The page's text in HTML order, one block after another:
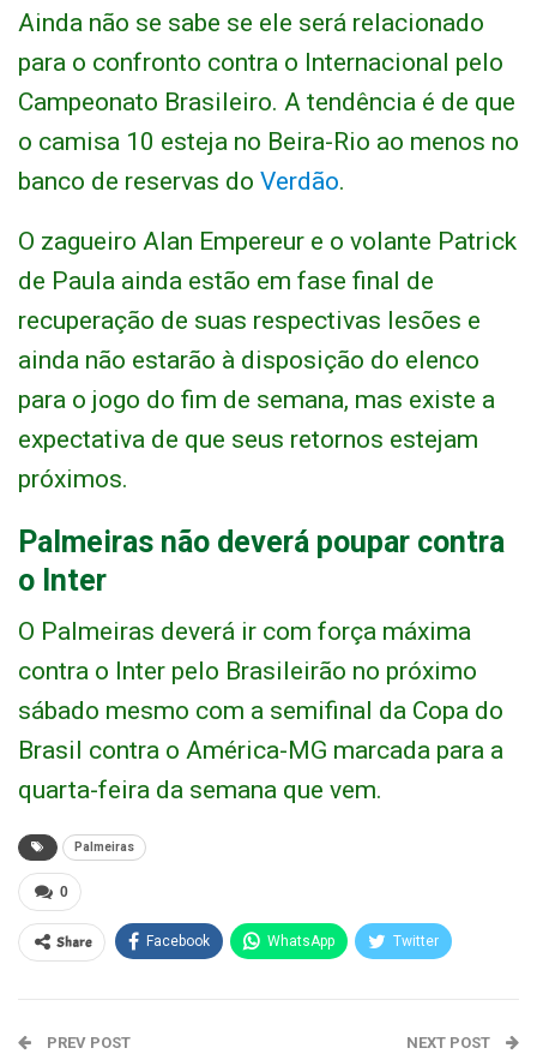
Ainda não se sabe se ele será relacionado
para o confronto contra o Internacional pelo
Campeonato Brasileiro. A tendência é de que
o camisa 10 esteja no Beira-Rio ao menos no
banco de reservas do Verdão.
O zagueiro Alan Empereur e o volante Patrick
de Paula ainda estão em fase final de
recuperação de suas respectivas lesões e
ainda não estarão à disposição do elenco
para o jogo do fim de semana, mas existe a
expectativa de que seus retornos estejam
próximos.
Palmeiras não deverá poupar contra
o Inter
O Palmeiras deverá ir com força máxima
contra o Inter pelo Brasileirão no próximo
sábado mesmo com a semifinal da Copa do
Brasil contra o América-MG marcada para a
quarta-feira da semana que vem.
Palmeiras
0
Share Facebook WhatsApp Twitter
PREV POST NEXT POST